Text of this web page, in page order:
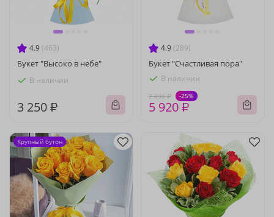
4.9 (463)
Букет "Высоко в небе"
В наличии
3 250 ₽
4.9 (289)
Букет "Счастливая пора"
В наличии
7 890 ₽ -25%
5 920 ₽
Крупный бутон